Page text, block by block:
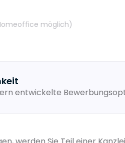
möglich)
entwickelte